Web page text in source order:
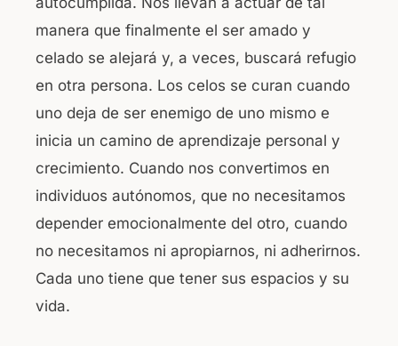
manera que finalmente el ser amado y
celado se alejará y, a veces, buscará refugio
en otra persona. Los celos se curan cuando
uno deja de ser enemigo de uno mismo e
inicia un camino de aprendizaje personal y
crecimiento. Cuando nos convertimos en
individuos autónomos, que no necesitamos
depender emocionalmente del otro, cuando
no necesitamos ni apropiarnos, ni adherirnos.
Cada uno tiene que tener sus espacios y su
vida.